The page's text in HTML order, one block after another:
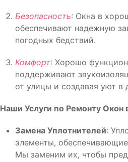
Безопасность: Окна в
обеспечивают надежную
погодных бедствий.
Комфорт: Хорошо
поддерживают
от улицы и создавая уют в
Наши Услуги по Ремонту Окон
Замена Уплотнителей:
элементы,
Мы заменим их, чтобы